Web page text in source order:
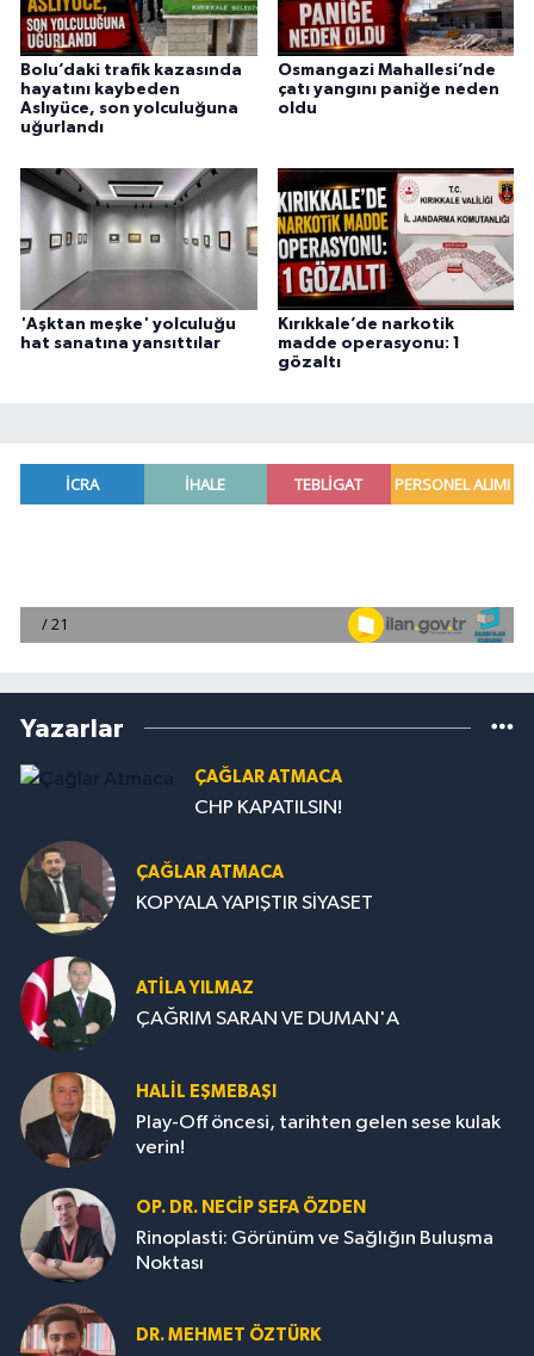
Bolu’daki trafik kazasında
hayatını kaybeden
Aslıyüce, son yolculuğuna
uğurlandı
Osmangazi Mahallesi’nde
çatı yangını paniğe neden
oldu
'Aşktan meşke' yolculuğu
hat sanatına yansıttılar
Kırıkkale’de narkotik
madde operasyonu: 1
gözaltı
Yazarlar
ÇAĞLAR ATMACA
CHP KAPATILSIN!
ÇAĞLAR ATMACA
KOPYALA YAPIŞTIR SİYASET
ATILA YILMAZ
ÇAĞRIM SARAN VE DUMAN'A
HALIL EŞMEBAŞI
Play-Off öncesi, tarihten gelen sese kulak
verin!
OP. DR. NECIP SEFA ÖZDEN
Rinoplasti: Görünüm ve Sağlığın Buluşma
Noktası
DR. MEHMET ÖZTÜRK